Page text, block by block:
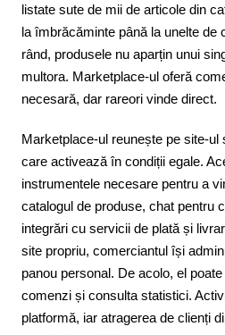
listate sute de mii de articole din
la îmbrăcăminte până la unelte de
rând, produsele nu aparțin unui
multora. Marketplace-ul oferă
necesară, dar rareori vinde direct.
Marketplace-ul reunește pe site-
care activează în condiții egale.
instrumentele necesare pentru a
catalogul de produse, chat pentru
integrări cu servicii de plată și
site propriu, comerciantul își
panou personal. De acolo, el
comenzi și consulta statistici.
platformă, iar atragerea de clienți